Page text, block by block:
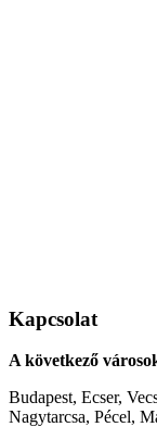
Kapcsolat
A következő
Budapest, Ecser,
Nagytarcsa, Pécel,